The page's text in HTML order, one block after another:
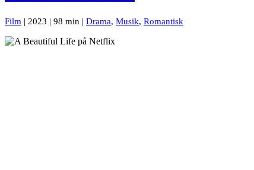
Film | 2023 | 98 min | Drama, Musik, Romantisk